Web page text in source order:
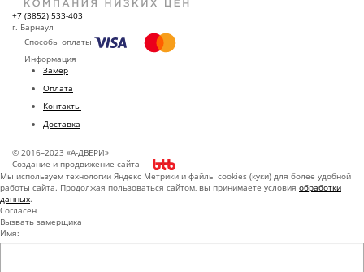
+7 (3852) 533-403
г. Барнаул
Способы оплаты
Информация
Замер
Оплата
Контакты
Доставка
© 2016–2023 «А-ДВЕРИ»
Создание и продвижение сайта —
Мы используем технологии Яндекс Метрики и файлы cookies (куки) для более удобной
работы сайта. Продолжая пользоваться сайтом, вы принимаете условия обработки
данных.
Согласен
Вызвать замерщика
Имя: